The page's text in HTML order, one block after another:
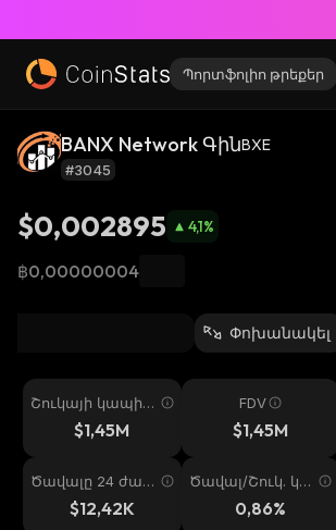
Պորտֆոլիո թրեքեր
BANX Network ԳինBXE
#3045
$0,002895 4,1%
฿0,00000004
Փոխանակել
Շուկայի կապիտ
ալիզացիա
$1,45M
FDV
$1,45M
Ծավալը 24 ժամ
$12,42K
Ծավալ/Շուկ. կա
պ. 24ժ0,86%